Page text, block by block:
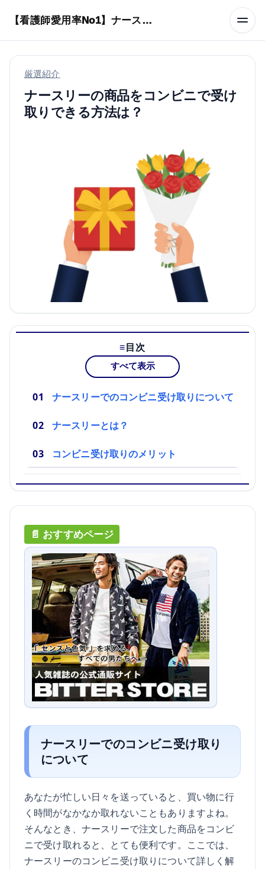
【看護師愛用率No1】ナースリーで人気の商品はコレ
厳選紹介
ナースリーの商品をコンビニで受け
取りできる方法は？
目次
すべて表示
ナースリーでのコンビニ受け取りについて
ナースリーとは？
コンビニ受け取りのメリット
ナースリーでのコンビニ受け取り
について
あなたが忙しい日々を送っていると、買い物に行
く時間がなかなか取れないこともありますよね。
そんなとき、ナースリーで注文した商品をコンビ
ニで受け取れると、とても便利です。ここでは、
ナースリーのコンビニ受け取りについて詳しく解